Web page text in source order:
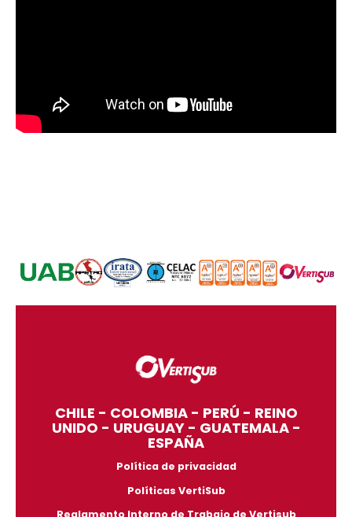
CHILE - COLOMBIA - PERÚ - REINO
UNIDO - URUGUAY - GUATEMALA -
ESPAÑA
Política de privacidad
Políticas VertiSub